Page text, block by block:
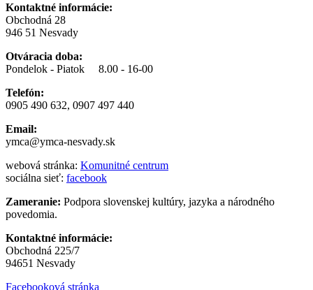
Kontaktné informácie:
Obchodná 28
946 51 Nesvady
Otváracia doba:
Pondelok - Piatok 8.00 - 16-00
Telefón:
0905 490 632, 0907 497 440
Email:
ymca@ymca-nesvady.sk
webová stránka: Komunitné centrum
sociálna sieť: facebook
Zameranie: Podpora slovenskej kultúry, jazyka a národného
povedomia.
Kontaktné informácie:
Obchodná 225/7
94651 Nesvady
Facebooková stránka